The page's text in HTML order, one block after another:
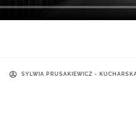
SYLWIA PRUSAKIEWICZ -